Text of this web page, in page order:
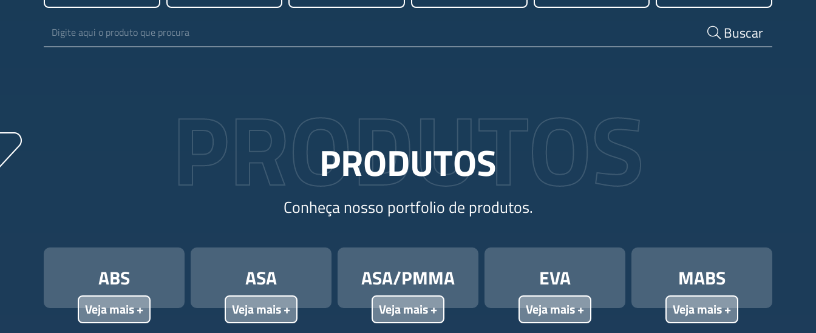
Buscar
PRODUTOS
PRODUTOS
Conheça nosso portfolio de produtos.
ABS
Veja mais +
ASA
Veja mais +
ASA/PMMA
Veja mais +
EVA
Veja mais +
MABS
Veja mais +